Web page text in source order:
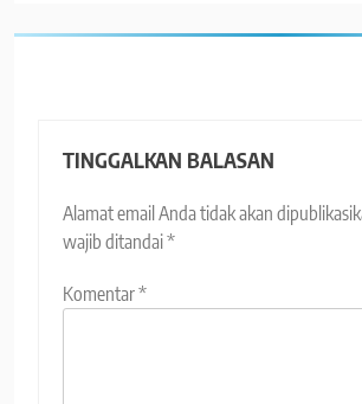
TINGGALKAN BALASAN
Alamat email Anda tidak akan
wajib ditandai*
Komentar*